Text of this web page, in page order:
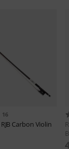
16
RJB Carbon Violin